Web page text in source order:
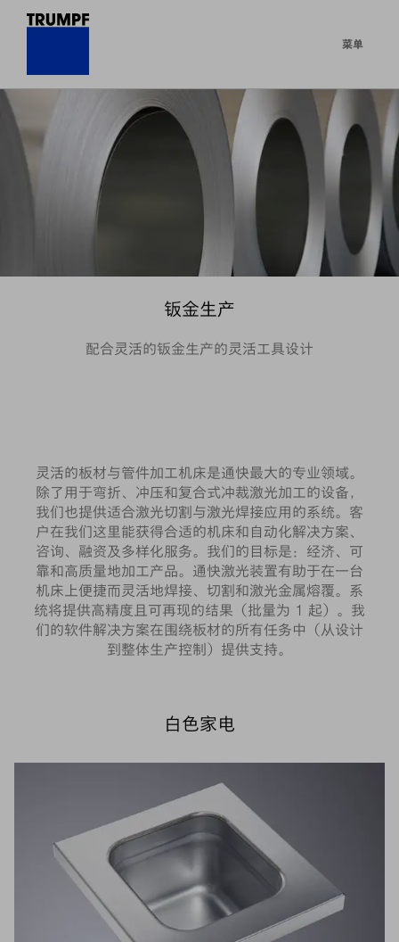
菜单
钣金生产
配合灵活的钣金生产的灵活工具设计
灵活的板材与管件加工机床是通快最大的专业领域。
除了用于弯折、冲压和复合式冲裁激光加工的设备，
我们也提供适合激光切割与激光焊接应用的系统。客
户在我们这里能获得合适的机床和自动化解决方案、
咨询、融资及多样化服务。我们的目标是：经济、可
靠和高质量地加工产品。通快激光装置有助于在一台
机床上便捷而灵活地焊接、切割和激光金属熔覆。系
统将提供高精度且可再现的结果（批量为 1 起）。我
们的软件解决方案在围绕板材的所有任务中（从设计
到整体生产控制）提供支持。
白色家电